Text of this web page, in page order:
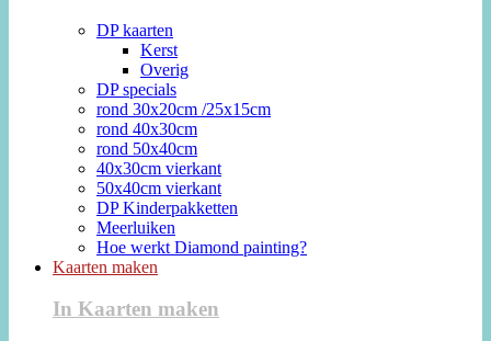
DP kaarten
Kerst
Overig
DP specials
rond 30x20cm /25x15cm
rond 40x30cm
rond 50x40cm
40x30cm vierkant
50x40cm vierkant
DP Kinderpakketten
Meerluiken
Hoe werkt Diamond painting?
Kaarten maken
In Kaarten maken